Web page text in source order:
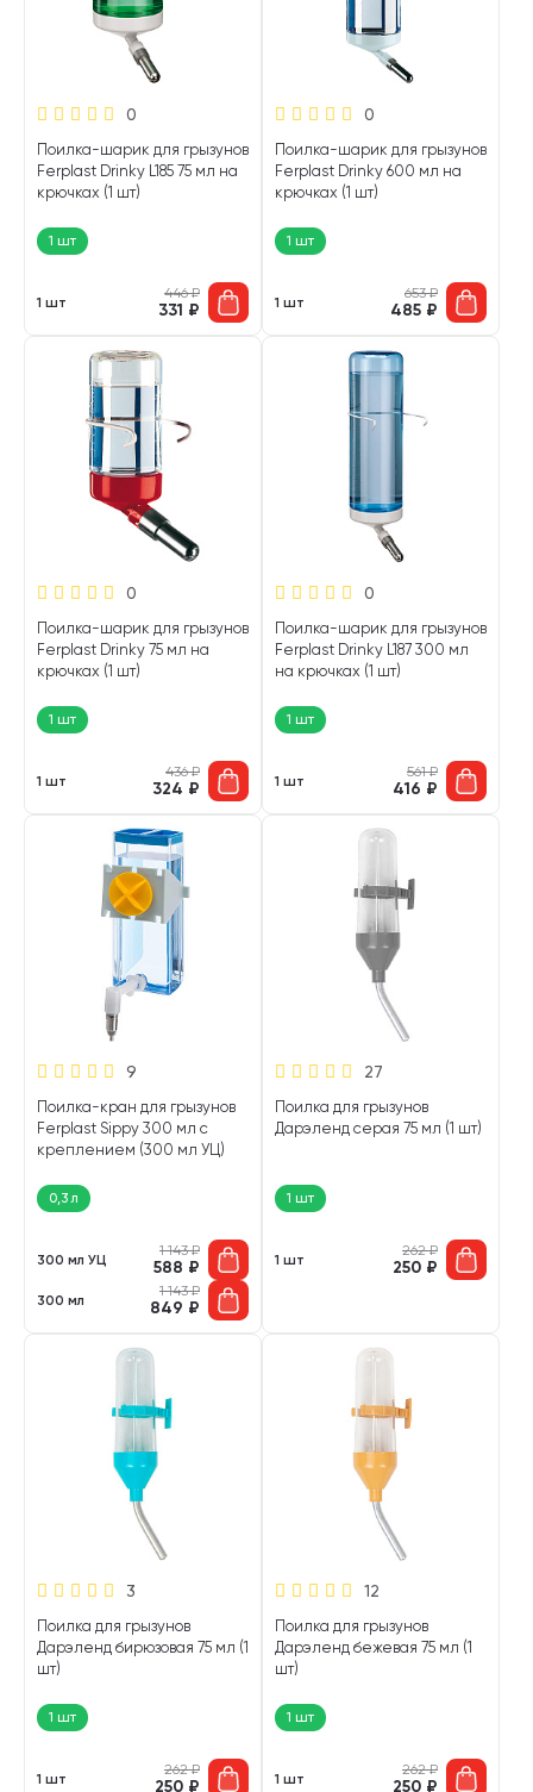
0
Поилка-шарик для грызунов
Ferplast Drinky L185 75 мл на
крючках (1 шт)
1 шт
1 шт
446₽
331 ₽
0
Поилка-шарик для грызунов
Ferplast Drinky 600 мл на
крючках (1 шт)
1 шт
1 шт
653₽
485 ₽
0
Поилка-шарик для грызунов
Ferplast Drinky 75 мл на
крючках (1 шт)
1 шт
1 шт
436₽
324 ₽
0
Поилка-шарик для грызунов
Ferplast Drinky L187 300 мл
на крючках (1 шт)
1 шт
1 шт
561₽
416 ₽
9
Поилка-кран для грызунов
Ferplast Sippy 300 мл с
креплением (300 мл УЦ)
0,3 л
300 мл УЦ
1 143₽
588 ₽
300 мл
1 143₽
849 ₽
27
Поилка для грызунов
Дарэленд серая 75 мл (1 шт)
1 шт
1 шт
262₽
250 ₽
3
Поилка для грызунов
Дарэленд бирюзовая 75 мл (1
шт)
1 шт
1 шт
262₽
250 ₽
12
Поилка для грызунов
Дарэленд бежевая 75 мл (1
шт)
1 шт
1 шт
262₽
250 ₽